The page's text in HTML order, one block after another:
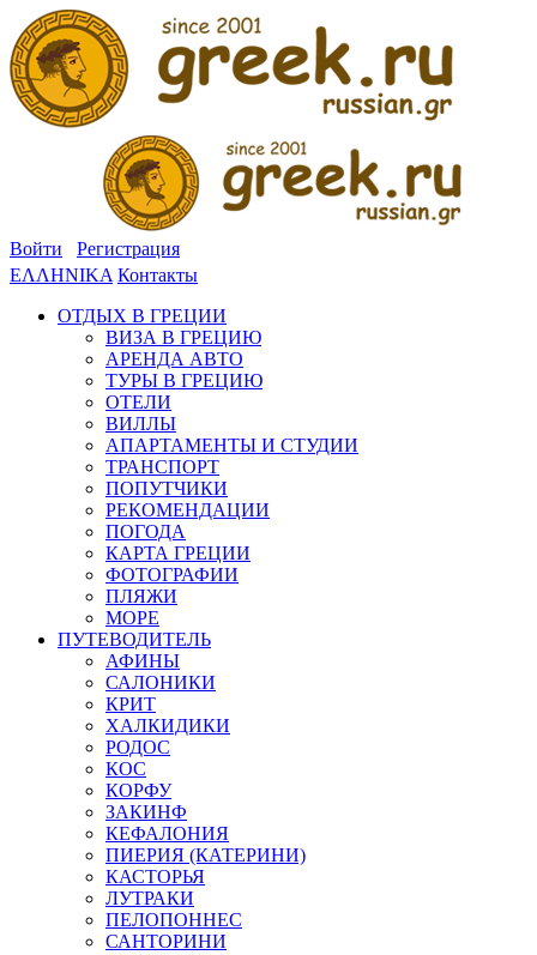
Войти
Регистрация
ΕΛΛΗΝΙΚΑ Контакты
ОТДЫХ В ГРЕЦИИ
ВИЗА В ГРЕЦИЮ
АРЕНДА АВТО
ТУРЫ В ГРЕЦИЮ
ОТЕЛИ
ВИЛЛЫ
АПАРТАМЕНТЫ И СТУДИИ
ТРАНСПОРТ
ПОПУТЧИКИ
РЕКОМЕНДАЦИИ
ПОГОДА
КАРТА ГРЕЦИИ
ФОТОГРАФИИ
ПЛЯЖИ
МОРЕ
ПУТЕВОДИТЕЛЬ
АФИНЫ
САЛОНИКИ
КРИТ
ХАЛКИДИКИ
РОДОС
КОС
КОРФУ
ЗАКИНФ
КЕФАЛОНИЯ
ПИЕРИЯ (КАТЕРИНИ)
КАСТОРЬЯ
ЛУТРАКИ
ПЕЛОПОННЕС
САНТОРИНИ